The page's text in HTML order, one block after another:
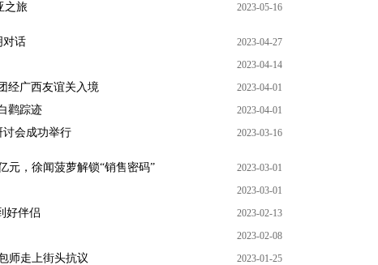
之旅 2023-05-16
对话 2023-04-27
2023-04-14
经广西友谊关入境 2023-04-01
鹳踪迹 2023-04-01
讨会成功举行 2023-03-16
元，徐闻菠萝解锁“销售密码” 2023-03-01
2023-03-01
好伴侣 2023-02-13
2023-02-08
师走上街头抗议 2023-01-25